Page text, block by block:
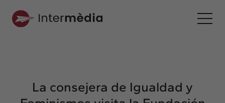
Interconexión
La consejera de Igualdad y